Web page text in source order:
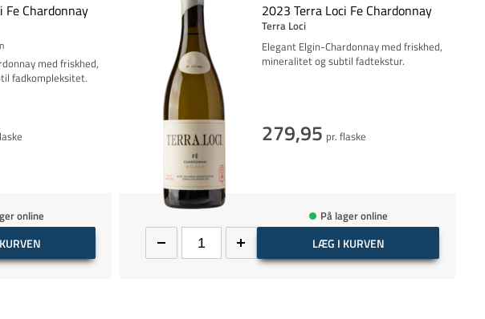
Fe Chardonnay
med friskhed,
fadkompleksitet.
online
2023 Terra Loci Fe Chardonnay
Terra Loci
Elegant Elgin-Chardonnay med friskhed,
mineralitet og subtil fadtekstur.
279,95 pr. flaske
På lager online
LÆG I KURVEN